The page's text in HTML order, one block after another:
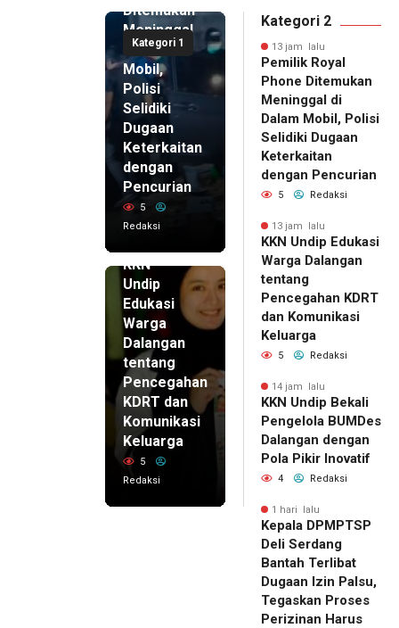
Kategori 1
Ditemukan
Meninggal
di Dalam
Mobil,
Polisi
Selidiki
Dugaan
Keterkaitan
dengan
Pencurian
5
Redaksi
KKN
Undip
Edukasi
Warga
Dalangan
tentang
Pencegahan
KDRT dan
Komunikasi
Keluarga
5
Redaksi
Kategori 2
13 jam lalu
Pemilik Royal
Phone Ditemukan
Meninggal di
Dalam Mobil, Polisi
Selidiki Dugaan
Keterkaitan
dengan Pencurian
5 Redaksi
13 jam lalu
KKN Undip Edukasi
Warga Dalangan
tentang
Pencegahan KDRT
dan Komunikasi
Keluarga
5 Redaksi
14 jam lalu
KKN Undip Bekali
Pengelola BUMDes
Dalangan dengan
Pola Pikir Inovatif
4 Redaksi
1 hari lalu
Kepala DPMPTSP
Deli Serdang
Bantah Terlibat
Dugaan Izin Palsu,
Tegaskan Proses
Perizinan Harus